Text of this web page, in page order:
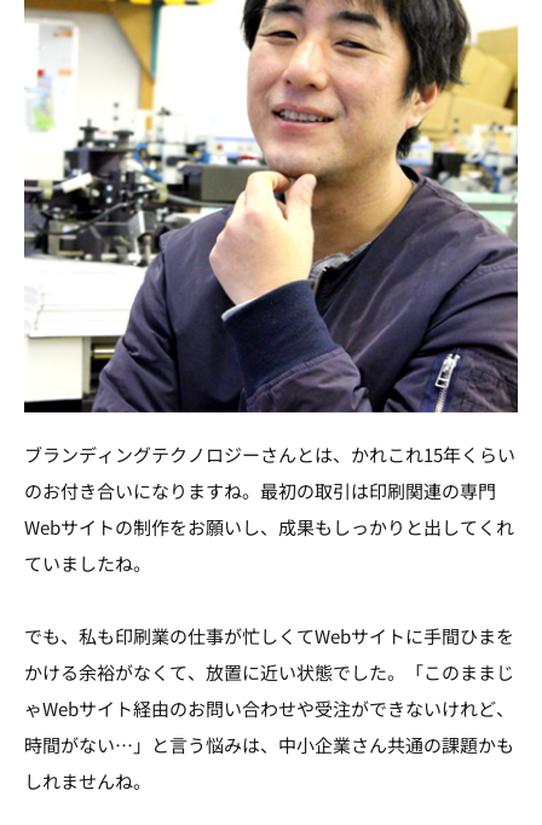
ブランディングテクノロジーさんとは、かれこれ15年くらい
のお付き合いになりますね。最初の取引は印刷関連の専門
Webサイトの制作をお願いし、成果もしっかりと出してくれ
ていましたね。
でも、私も印刷業の仕事が忙しくてWebサイトに手間ひまを
かける余裕がなくて、放置に近い状態でした。「このままじ
ゃWebサイト経由のお問い合わせや受注ができないけれど、
時間がない…」と言う悩みは、中小企業さん共通の課題かも
しれませんね。